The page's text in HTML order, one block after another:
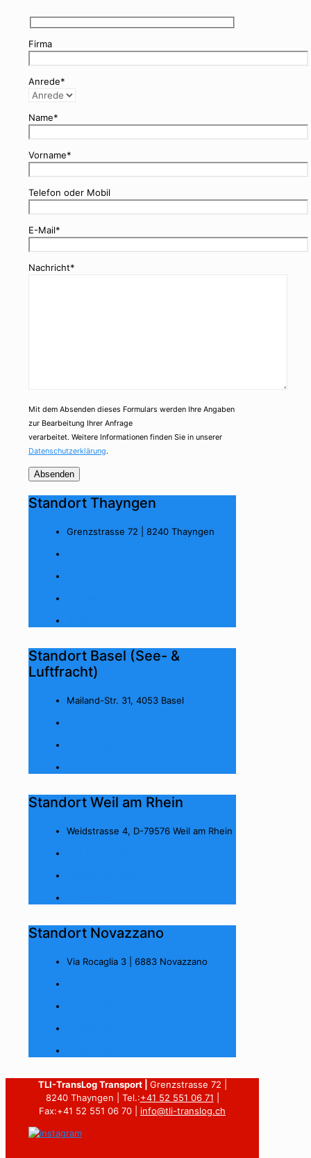
Firma
Anrede*
Name*
Vorname*
Telefon oder Mobil
E-Mail*
Nachricht*
Mit dem Absenden dieses Formulars werden Ihre Angaben
zur Bearbeitung Ihrer Anfrage
verarbeitet. Weitere Informationen finden Sie in unserer
Datenschutzerklärung.
Standort Thayngen
Grenzstrasse 72 | 8240 Thayngen
Standort Basel (See- &
Luftfracht)
Mailand-Str. 31, 4053 Basel
Standort Weil am Rhein
Weidstrasse 4, D-79576 Weil am Rhein
Standort Novazzano
Via Rocaglia 3 | 6883 Novazzano
TLI-TransLog Transport | Grenzstrasse 72 |
8240 Thayngen | Tel.:+41 52 551 06 71
Fax:+41 52 551 06 70 | info@tli-translog.ch